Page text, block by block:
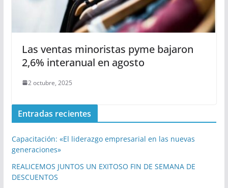
Las ventas minoristas pyme bajaron
2,6% interanual en agosto
2 octubre, 2025
Entradas recientes
Capacitación: «El liderazgo empresarial en las nuevas
generaciones»
REALICEMOS JUNTOS UN EXITOSO FIN DE SEMANA DE
DESCUENTOS